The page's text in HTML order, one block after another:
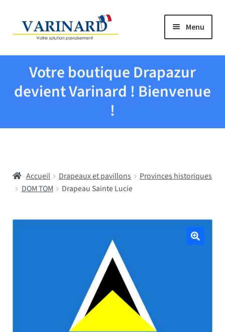
Aller à la navigation
Aller au contenu Menu
Tous les produits
Drapeaux et pavillons
Écoles
Votre boutique Drapazur
devient Varinard ! Bienvenue
!
Accueil Drapeaux et pavillons
Provinces historiques
DOM TOM
Drapeau Sainte Lucie